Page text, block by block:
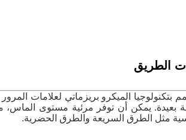
الميكرو بريزماتي لعلامات
يمكن أن توفر مرئية مستوى
مثل الطرق السريعة والطرق الحضرية.